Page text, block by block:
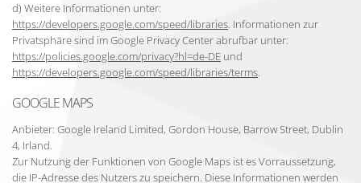
d) Weitere Informationen unter:
https://developers.google.com/speed/libraries. Informationen zur
Privatsphäre sind im Google Privacy Center abrufbar unter:
https://policies.google.com/privacy?hl=de-DE und
https://developers.google.com/speed/libraries/terms.
GOOGLE MAPS
Anbieter: Google Ireland Limited, Gordon House, Barrow Street, Dublin
4, Irland.
Zur Nutzung der Funktionen von Google Maps ist es Vorraussetzung,
die IP-Adresse des Nutzers zu speichern. Diese Informationen werden